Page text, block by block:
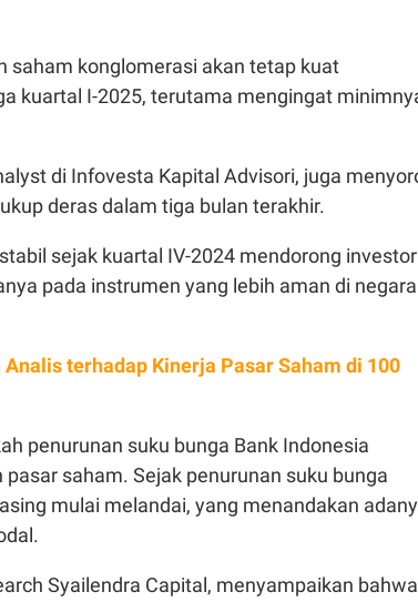
saham konglomerasi akan tetap kuat
kuartal I-2025, terutama mengingat
di Infovesta Kapital Advisori, juga
deras dalam tiga bulan terakhir.
sejak kuartal IV-2024 mendorong investor
pada instrumen yang lebih aman di negara
terhadap Kinerja Pasar Saham di 100
penurunan suku bunga Bank Indonesia
saham. Sejak penurunan suku bunga
mulai melandai, yang menandakan
Syailendra Capital, menyampaikan bahwa